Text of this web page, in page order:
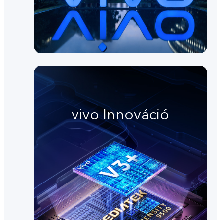
vivo Innováció